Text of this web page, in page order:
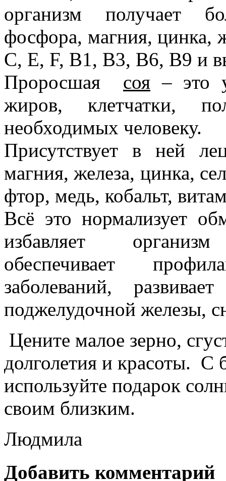
организм получает
фосфора, магния, цинка,
C, E, F, В1, В3, В6, В9 и
Проросшая
соя – это
жиров, клетчатки,
необходимых человеку.
Присутствует в ней
магния, железа, цинка,
фтор, медь, кобальт,
Всё это нормализует
избавляет
обеспечивает
заболеваний,
поджелудочной железы,
Цените малое зерно,
долголетия и красоты. С
используйте подарок
своим близким.
Людмила
Добавить комментарий